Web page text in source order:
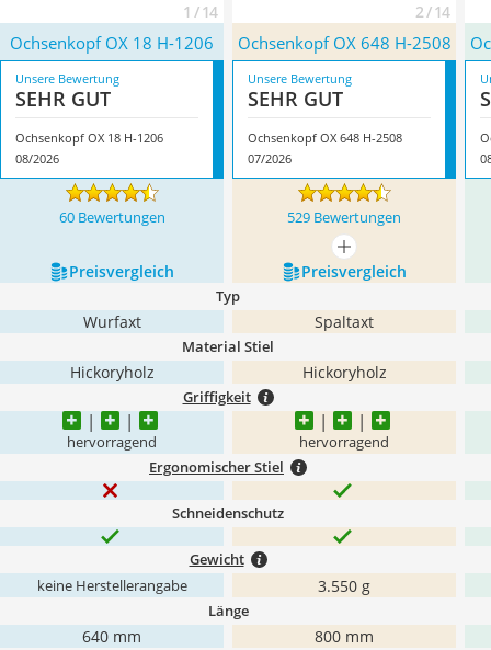
1 / 14 2 / 14
Ochsenkopf OX 18 H-1206 Ochsenkopf OX 648 H-2508
Unsere Bewertung
SEHR GUT
Ochsenkopf OX 18 H-1206
08/2026
Unsere Bewertung
SEHR GUT
Ochsenkopf OX 648 H-2508
07/2026
60 Bewertungen 529 Bewertungen
mehr anzeigen
Preis­vergleich
Preis­vergleich
Typ
Wurfaxt Spaltaxt
Material Stiel
Hickoryholz Hickoryholz
Griffigkeit
hervorragend hervorragend
Ergonomischer Stiel
Schneidenschutz
Gewicht
keine Herstellerangabe 3.550 g
Länge
640 mm 800 mm